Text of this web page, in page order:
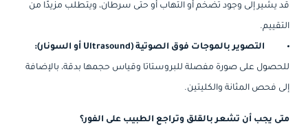
قد يشير إلى وجود تضخم أو التهاب أو حتى سرطان، ويتطلب مزيدًا من
التقييم.
التصوير بالموجات فوق الصوتية (Ultrasound أو السونار):
للحصول على صورة مفصلة للبروستاتا وقياس حجمها بدقة، بالإضافة
إلى فحص المثانة والكليتين.
متى يجب أن تشعر بالقلق وتراجع الطبيب على الفور؟